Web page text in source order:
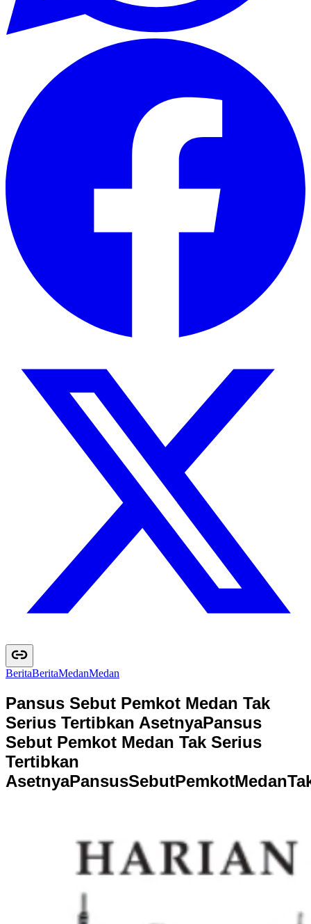
BeritaBeritaMedanMedan
Pansus Sebut Pemkot Medan Tak
Serius Tertibkan AsetnyaPansus
Sebut Pemkot Medan Tak Serius
Tertibkan
AsetnyaPansusSebutPemkotMedanTa